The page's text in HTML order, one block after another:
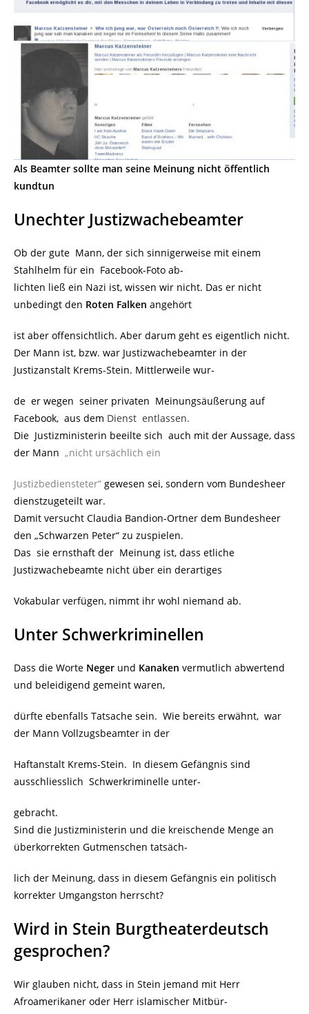
Als Beamter sollte man seine Meinung nicht öffentlich
kundtun
Unechter Justizwachebeamter
Ob der gute Mann, der sich sinnigerweise mit einem
Stahlhelm für ein Facebook-Foto ab-
lichten ließ ein Nazi ist, wissen wir nicht. Das er nicht
unbedingt den Roten Falken angehört
ist aber offensichtlich. Aber darum geht es eigentlich nicht.
Der Mann ist, bzw. war Justizwachebeamter in der
Justizanstalt Krems-Stein. Mittlerweile wur-
de er wegen seiner privaten Meinungsäußerung auf
Facebook, aus dem Dienst entlassen.
Die Justizministerin beeilte sich auch mit der Aussage, dass
der Mann „nicht ursächlich ein
Justizbediensteter“ gewesen sei, sondern vom Bundesheer
dienstzugeteilt war.
Damit versucht Claudia Bandion-Ortner dem Bundesheer
den „Schwarzen Peter“ zu zuspielen.
Das sie ernsthaft der Meinung ist, dass etliche
Justizwachebeamte nicht über ein derartiges
Vokabular verfügen, nimmt ihr wohl niemand ab.
Unter Schwerkriminellen
Dass die Worte Neger und Kanaken vermutlich abwertend
und beleidigend gemeint waren,
dürfte ebenfalls Tatsache sein. Wie bereits erwähnt, war
der Mann Vollzugsbeamter in der
Haftanstalt Krems-Stein. In diesem Gefängnis sind
ausschliesslich Schwerkriminelle unter-
gebracht.
Sind die Justizministerin und die kreischende Menge an
überkorrekten Gutmenschen tatsäch-
lich der Meinung, dass in diesem Gefängnis ein politisch
korrekter Umgangston herrscht?
Wird in Stein Burgtheaterdeutsch
gesprochen?
Wir glauben nicht, dass in Stein jemand mit Herr
Afroamerikaner oder Herr islamischer Mitbür-